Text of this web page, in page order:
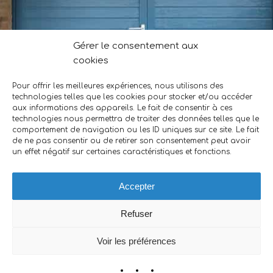
Gérer le consentement aux
cookies
Pour offrir les meilleures expériences, nous utilisons des
technologies telles que les cookies pour stocker et/ou accéder
aux informations des appareils. Le fait de consentir à ces
technologies nous permettra de traiter des données telles que le
comportement de navigation ou les ID uniques sur ce site. Le fait
de ne pas consentir ou de retirer son consentement peut avoir
un effet négatif sur certaines caractéristiques et fonctions.
Accepter
Refuser
Voir les préférences
REJOIGNEZ-NOUS
Nous sommes toujours à la recherche de nouveaux
collaborateurs. Le métier d’ascensoriste vous intéresse ?
N’hésitez pas à nous envoyer votre candidature.